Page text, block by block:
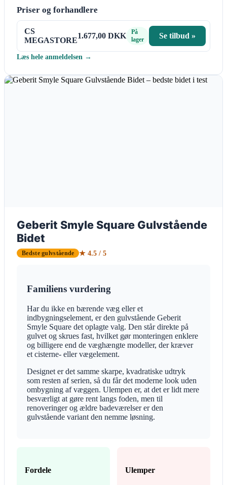
Priser og forhandlere
CS
MEGASTORE
1.677,00 DKK
På
lager
Se tilbud »
Læs hele anmeldelsen →
Geberit Smyle Square Gulvstående
Bidet
Bedste gulvstående ★ 4.5 / 5
Familiens vurdering
Har du ikke en bærende væg eller et
indbygningselement, er den gulvstående Geberit
Smyle Square det oplagte valg. Den står direkte på
gulvet og skrues fast, hvilket gør monteringen enklere
og billigere end de væghængte modeller, der kræver
et cisterne- eller vægelement.
Designet er det samme skarpe, kvadratiske udtryk
som resten af serien, så du får det moderne look uden
ombygning af væggen. Ulempen er, at det er lidt mere
besværligt at gøre rent langs foden, men til
renoveringer og ældre badeværelser er den
gulvstående variant den nemme løsning.
Fordele Ulemper